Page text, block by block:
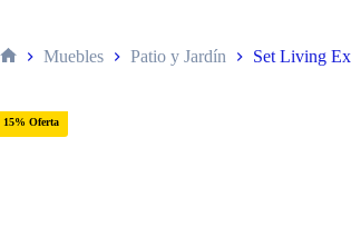
Muebles Patio y Jardín Set Living
15% Oferta